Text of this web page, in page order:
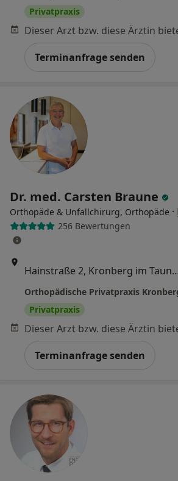
Privatpraxis
Terminanfrage senden
Dr. med. Carsten Braune
Orthopäde & Unfallchirurg, Orthopäde ·
256 Bewertungen
Hainstraße 2,
Orthopädische Privatpraxis
Privatpraxis
Terminanfrage senden